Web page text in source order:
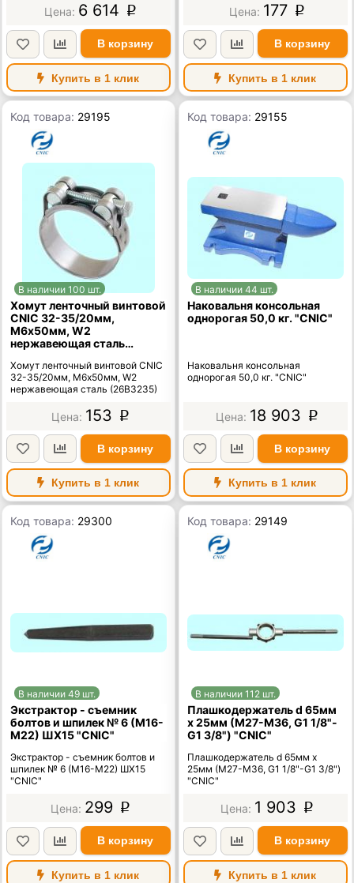
6 614 p
В корзину
Купить в 1 клик
177 p
В корзину
Купить в 1 клик
Код товара: 29195
В наличии 100 шт.
Хомут ленточный винтовой
CNIC 32-35/20мм,
М6х50мм, W2
нержавеющая сталь
Хомут ленточный винтовой CNIC
32-35/20мм, М6х50мм, W2
нержавеющая сталь (26В3235)
153 p
В корзину
Купить в 1 клик
Код товара: 29155
В наличии 44 шт.
Наковальня консольная
однорогая 50,0 кг. "CNIC"
Наковальня консольная
однорогая 50,0 кг. "CNIC"
18 903 p
В корзину
Купить в 1 клик
Код товара: 29300
В наличии 49 шт.
Экстрактор - съемник
болтов и шпилек № 6 (М16-
М22) ШХ15 "CNIC"
Экстрактор - съемник болтов и
шпилек № 6 (М16-М22) ШХ15
"CNIC"
299 p
В корзину
Купить в 1 клик
Код товара: 29149
В наличии 112 шт.
Плашкодержатель d 65мм
х 25мм (М27-М36, G1 1/8"-
G1 3/8") "CNIC"
Плашкодержатель d 65мм х
25мм (М27-М36, G1 1/8"-G1 3/8")
"CNIC"
1 903 p
В корзину
Купить в 1 клик